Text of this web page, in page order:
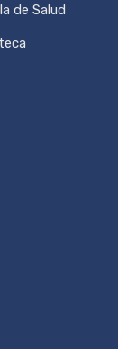
de Salud